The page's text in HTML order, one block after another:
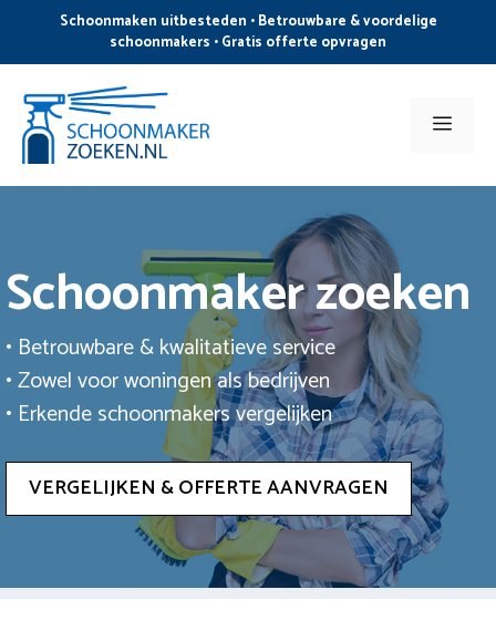
de
inhoud
Schoonmaken uitbesteden • Betrouwbare & voordelige
schoonmakers • Gratis offerte opvragen
Menu
Schoonmaker zoeken
• Betrouwbare & kwalitatieve service
• Zowel voor woningen als bedrijven
• Erkende schoonmakers vergelijken
VERGELIJKEN & OFFERTE AANVRAGEN